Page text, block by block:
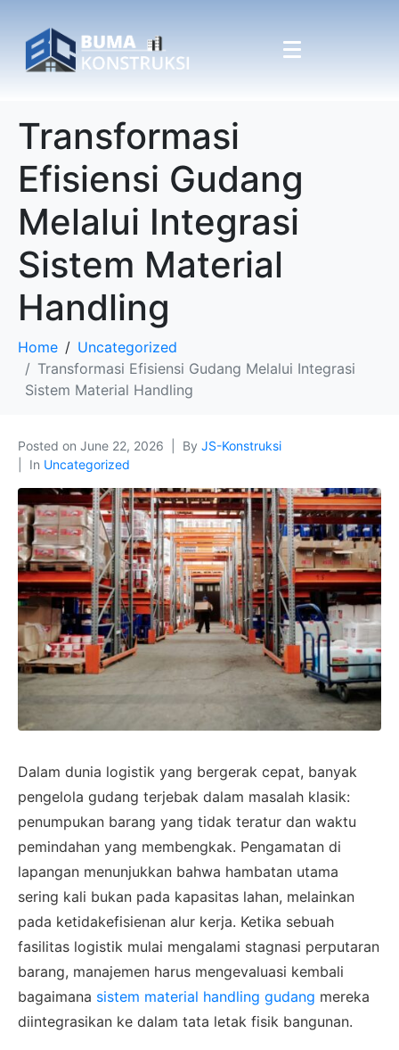
Transformasi
Efisiensi Gudang
Melalui Integrasi
Sistem Material
Handling
Home
Uncategorized
Transformasi Efisiensi Gudang Melalui Integrasi
Sistem Material Handling
Posted on June 22, 2026 By JS-Konstruksi
In Uncategorized
Dalam dunia logistik yang bergerak cepat, banyak
pengelola gudang terjebak dalam masalah klasik:
penumpukan barang yang tidak teratur dan waktu
pemindahan yang membengkak. Pengamatan di
lapangan menunjukkan bahwa hambatan utama
sering kali bukan pada kapasitas lahan, melainkan
pada ketidakefisienan alur kerja. Ketika sebuah
fasilitas logistik mulai mengalami stagnasi perputaran
barang, manajemen harus mengevaluasi kembali
bagaimana sistem material handling gudang mereka
diintegrasikan ke dalam tata letak fisik bangunan.